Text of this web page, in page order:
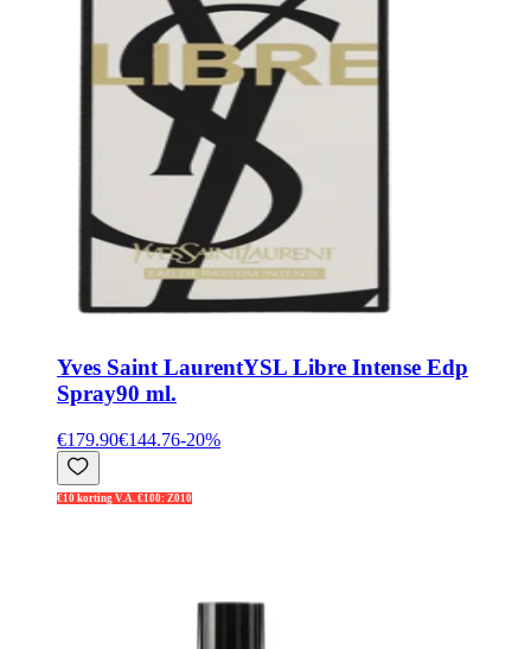
Yves Saint LaurentYSL Libre Intense Edp
Spray90 ml.
€179.90€144.76-20%
€10 korting V.A. €100: Z010